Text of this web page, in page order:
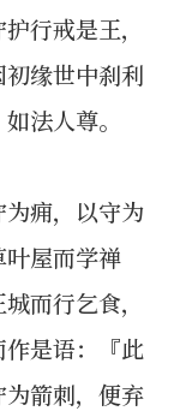
行戒是王，
缘世中刹利
法人尊。
为痈，以守为
屋而学禅
而行乞食，
是语：『此
箭刺，便弃